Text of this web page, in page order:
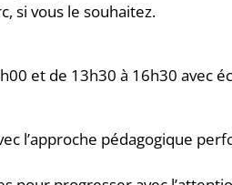
si vous le souhaitez.
et de 13h30 à 16h30 avec
l’approche pédagogique